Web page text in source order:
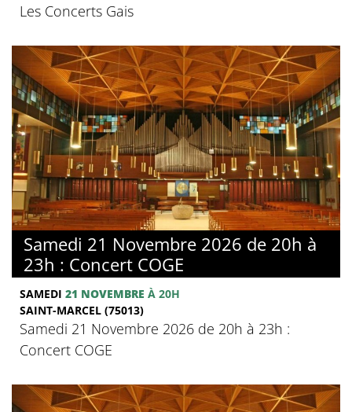
Les Concerts Gais
Samedi 21 Novembre 2026 de 20h à
23h : Concert COGE
SAMEDI 21 NOVEMBRE À 20H
SAINT-MARCEL (75013)
Samedi 21 Novembre 2026 de 20h à 23h :
Concert COGE